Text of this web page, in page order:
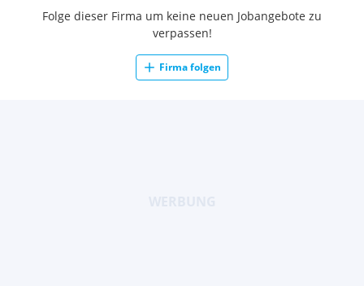
Folge dieser Firma um keine neuen Jobangebote zu
verpassen!
Firma folgen